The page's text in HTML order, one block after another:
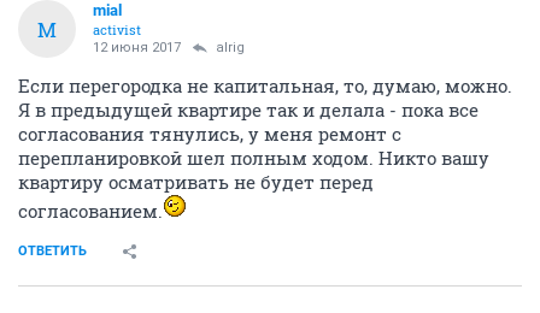
M
mial
activist
12 июня 2017 alrig
Если перегородка не капитальная, то, думаю, можно.
Я в предыдущей квартире так и делала - пока все
согласования тянулись, у меня ремонт с
перепланировкой шел полным ходом. Никто вашу
квартиру осматривать не будет перед
согласованием.
ОТВЕТИТЬ